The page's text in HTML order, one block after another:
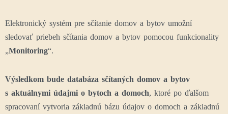
Elektronický systém pre sčítanie domov a bytov umožní
sledovať priebeh sčítania domov a bytov pomocou funkcionality
„Monitoring“.
Výsledkom bude databáza sčítaných domov a bytov
s aktuálnymi údajmi o bytoch a domoch, ktoré po ďalšom
spracovaní vytvoria základnú bázu údajov o domoch a základnú